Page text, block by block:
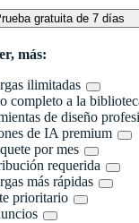
gratuita de 7 días
más:
ilimitadas
completo a la
de diseño
de IA premium
por mes
requerida
más rápidas
prioritario